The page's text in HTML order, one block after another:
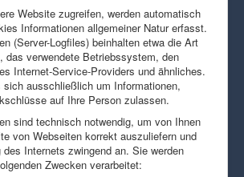
Website zugreifen, werden automatisch
Informationen allgemeiner Natur erfasst.
(Server-Logfiles) beinhalten etwa die Art
das verwendete Betriebssystem, den
Internet-Service-Providers und ähnliches.
sich ausschließlich um Informationen,
auf Ihre Person zulassen.
sind technisch notwendig, um von Ihnen
von Webseiten korrekt auszuliefern und
Internets zwingend an. Sie werden
Zwecken verarbeitet: